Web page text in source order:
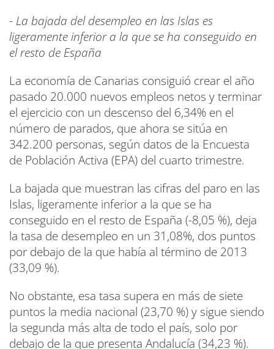
- La bajada del desempleo en las Islas es
ligeramente inferior a la que se ha conseguido en
el resto de España
La economía de Canarias consiguió crear el año
pasado 20.000 nuevos empleos netos y terminar
el ejercicio con un descenso del 6,34% en el
número de parados, que ahora se sitúa en
342.200 personas, según datos de la Encuesta
de Población Activa (EPA) del cuarto trimestre.
La bajada que muestran las cifras del paro en las
Islas, ligeramente inferior a la que se ha
conseguido en el resto de España (-8,05 %), deja
la tasa de desempleo en un 31,08%, dos puntos
por debajo de la que había al término de 2013
(33,09 %).
No obstante, esa tasa supera en más de siete
puntos la media nacional (23,70 %) y sigue siendo
la segunda más alta de todo el país, solo por
debajo de la que presenta Andalucía (34,23 %).